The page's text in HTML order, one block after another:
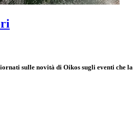
sulle novità di Oikos sugli eventi che la